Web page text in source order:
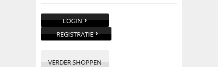
LOGIN
REGISTRATIE
VERDER SHOPPEN